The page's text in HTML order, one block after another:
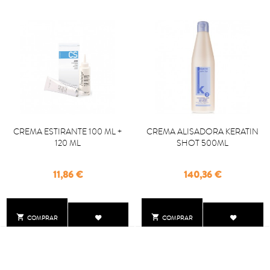
 COMPRAR
CREMA ESTIRANTE 100 ML +
120 ML
Precio
11,86 €
 COMPRAR
CREMA ALISADORA KERATIN
SHOT 500ML
Precio
140,36 €